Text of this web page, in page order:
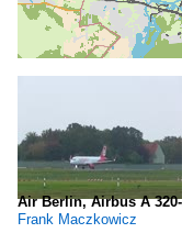
Air Berlin, Airbus A 320-
Frank Maczkowicz